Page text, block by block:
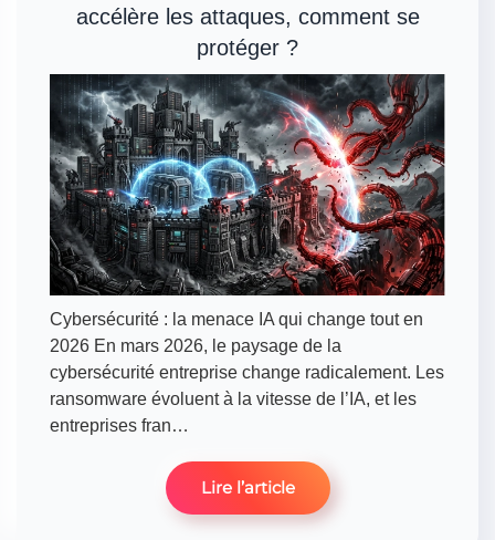
accélère les attaques, comment se
protéger ?
Cybersécurité : la menace IA qui change tout en
2026 En mars 2026, le paysage de la
cybersécurité entreprise change radicalement. Les
ransomware évoluent à la vitesse de l’IA, et les
entreprises fran…
Lire l’article